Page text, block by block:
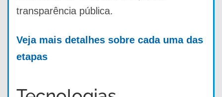
transparência pública.
Veja mais detalhes sobre cada uma das
etapas